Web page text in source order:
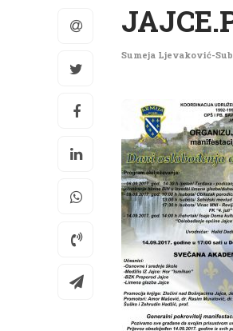
Sumeja Ljevaković-